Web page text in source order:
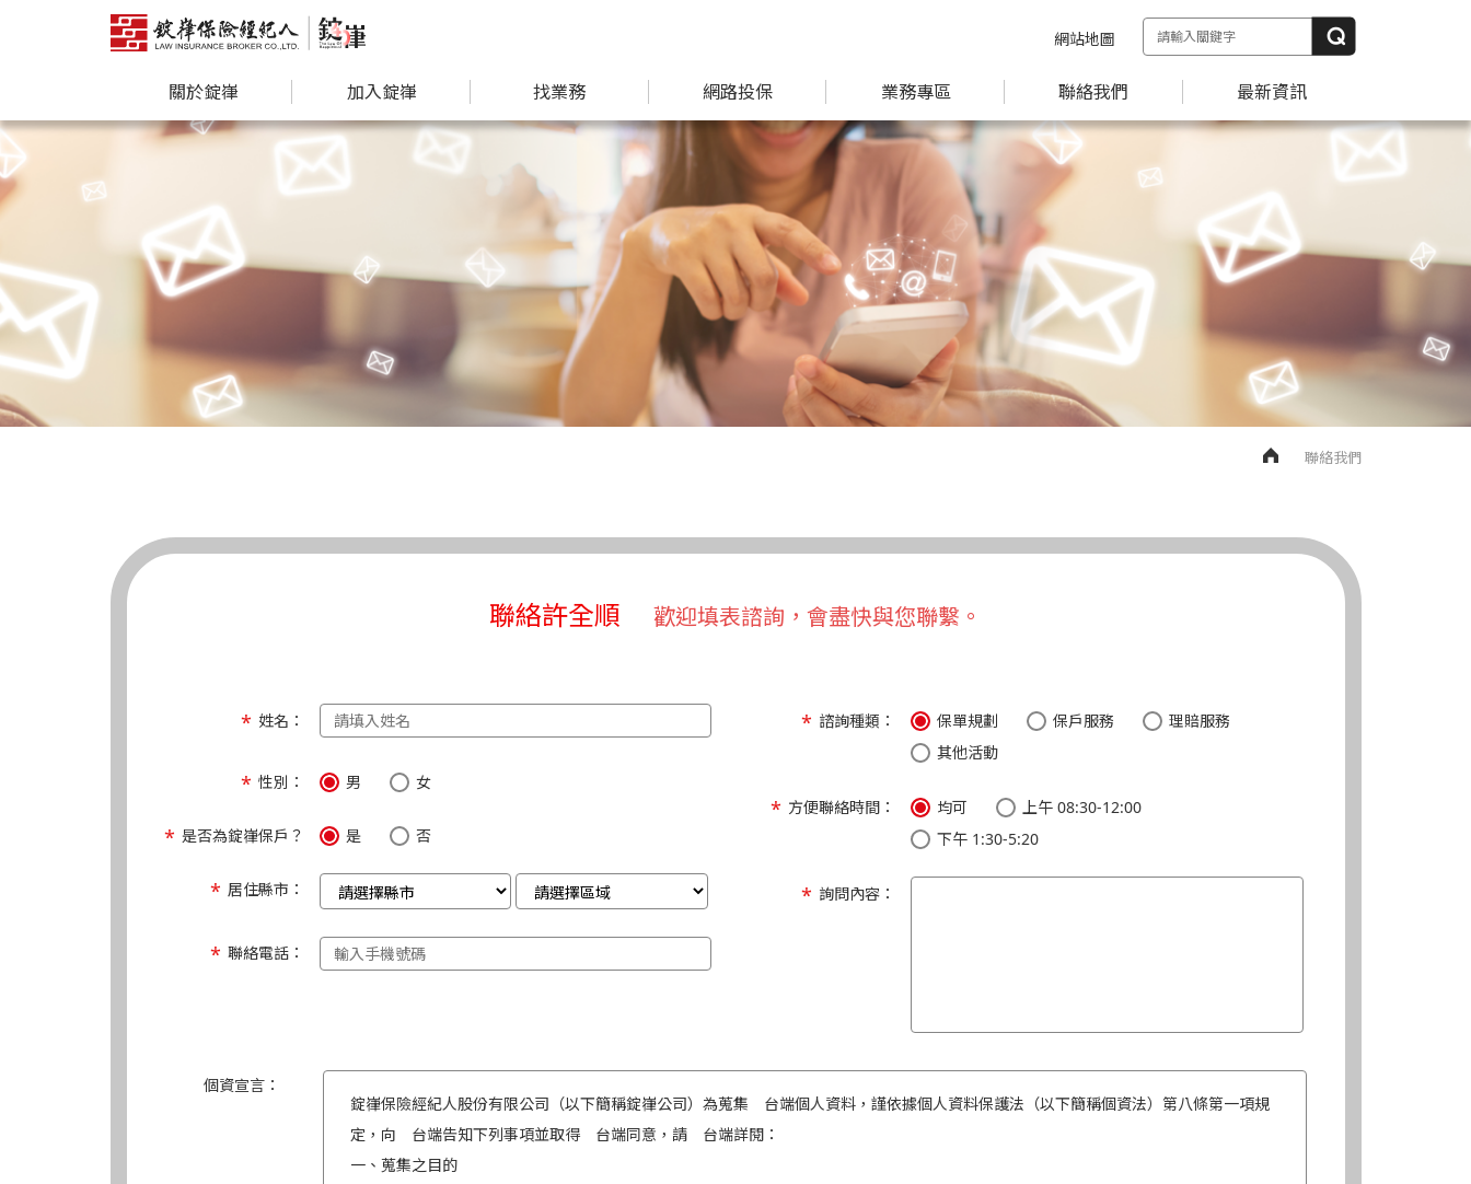
網站地圖
關於錠嵂 加入錠嵂 找業務 網路投保 業務專區 聯絡我們 最新資訊
聯絡我們
聯絡許全順 歡迎填表諮詢，會盡快與您聯繫。
姓名：
性別： 男 女
是否為錠嵂保戶？ 是 否
居住縣市：
聯絡電話：
諮詢種類： 保單規劃 保戶服務
理賠服務
其他活動
方便聯絡時間： 均可
上午 08:30-12:00
下午 1:30-5:20
詢問內容：
個資宣言：
錠嵂保險經紀人股份有限公司（以下簡稱錠嵂公司）為蒐集 台端個人資料，謹依據個人資料保護法（以下簡稱個資法）第八條第一項規
定，向 台端告知下列事項並取得 台端同意，請 台端詳閱：
一、蒐集之目的